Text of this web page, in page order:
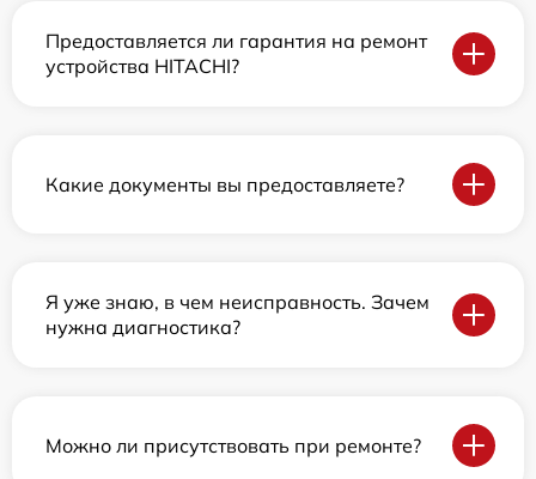
Предоставляется ли гарантия на ремонт
устройства HITACHI?
Какие документы вы предоставляете?
Я уже знаю, в чем неисправность. Зачем
нужна диагностика?
Можно ли присутствовать при ремонте?